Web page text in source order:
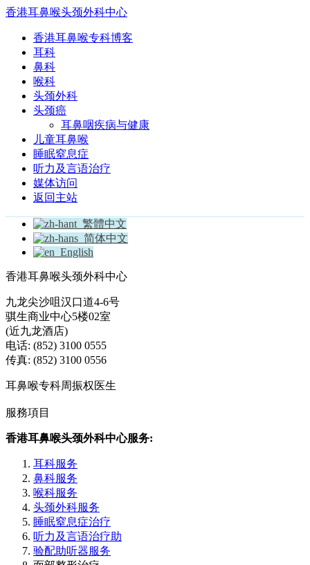
香港耳鼻喉头颈外科中心
香港耳鼻喉专科博客
耳科
鼻科
喉科
头颈外科
头颈癌
耳鼻咽疾病与健康
儿童耳鼻喉
睡眠窒息症
听力及言语治疗
媒体访问
返回主站
繁體中文
简体中文
English
香港耳鼻喉头颈外科中心
九龙尖沙咀汉口道4-6号
骐生商业中心5楼02室
(近九龙酒店)
电话: (852) 3100 0555
传真: (852) 3100 0556
耳鼻喉专科周振权医生
服務項目
香港耳鼻喉头颈外科中心服务:
耳科服务
鼻科服务
喉科服务
头颈外科服务
睡眠窒息症治疗
听力及言语治疗助
验配助听器服务